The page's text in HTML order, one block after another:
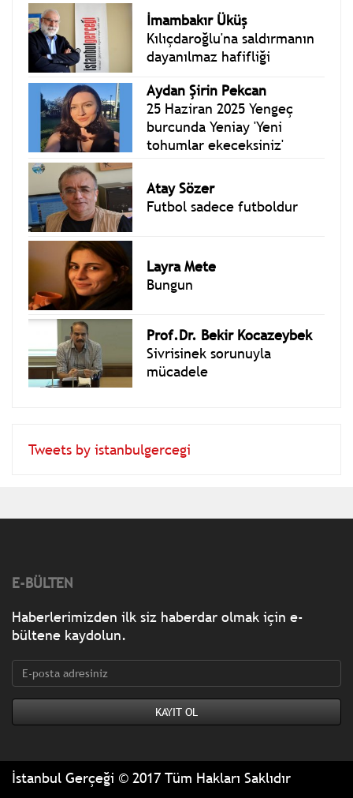
İmambakır Üküş
Kılıçdaroğlu'na saldırmanın
dayanılmaz hafifliği
Aydan Şirin Pekcan
25 Haziran 2025 Yengeç
burcunda Yeniay 'Yeni
tohumlar ekeceksiniz'
Atay Sözer
Futbol sadece futboldur
Layra Mete
Bungun
Prof.Dr. Bekir Kocazeybek
Sivrisinek sorunuyla
mücadele
Tweets by istanbulgercegi
E-BÜLTEN
Haberlerimizden ilk siz haberdar olmak için e-
bültene kaydolun.
İstanbul Gerçeği © 2017 Tüm Hakları Saklıdır